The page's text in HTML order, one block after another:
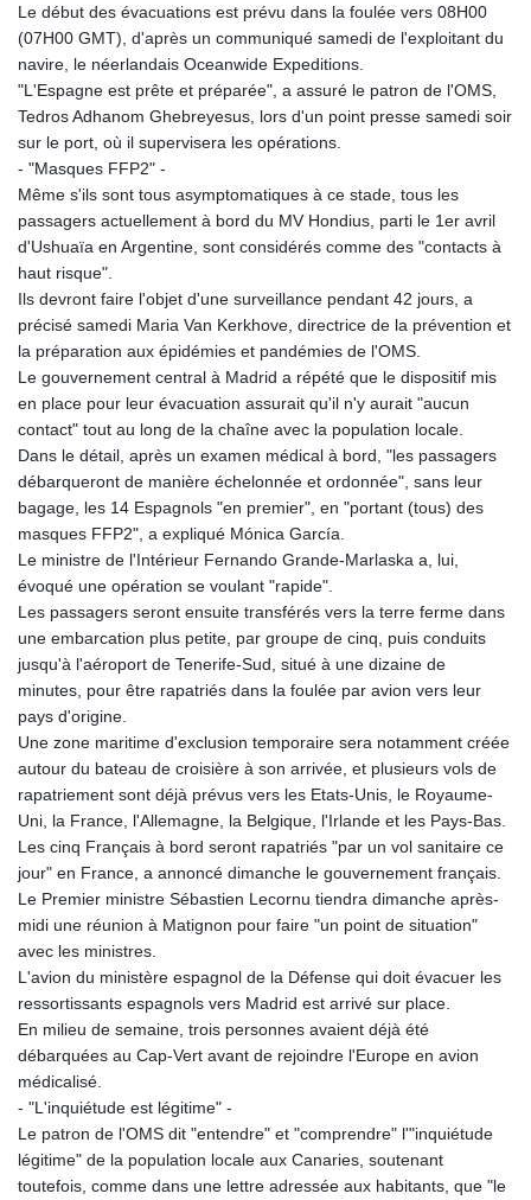
Le début des évacuations est prévu dans la foulée vers 08H00
(07H00 GMT), d'après un communiqué samedi de l'exploitant du
navire, le néerlandais Oceanwide Expeditions.
"L'Espagne est prête et préparée", a assuré le patron de l'OMS,
Tedros Adhanom Ghebreyesus, lors d'un point presse samedi soir
sur le port, où il supervisera les opérations.
- "Masques FFP2" -
Même s'ils sont tous asymptomatiques à ce stade, tous les
passagers actuellement à bord du MV Hondius, parti le 1er avril
d'Ushuaïa en Argentine, sont considérés comme des "contacts à
haut risque".
Ils devront faire l'objet d'une surveillance pendant 42 jours, a
précisé samedi Maria Van Kerkhove, directrice de la prévention et
la préparation aux épidémies et pandémies de l'OMS.
Le gouvernement central à Madrid a répété que le dispositif mis
en place pour leur évacuation assurait qu'il n'y aurait "aucun
contact" tout au long de la chaîne avec la population locale.
Dans le détail, après un examen médical à bord, "les passagers
débarqueront de manière échelonnée et ordonnée", sans leur
bagage, les 14 Espagnols "en premier", en "portant (tous) des
masques FFP2", a expliqué Mónica García.
Le ministre de l'Intérieur Fernando Grande-Marlaska a, lui,
évoqué une opération se voulant "rapide".
Les passagers seront ensuite transférés vers la terre ferme dans
une embarcation plus petite, par groupe de cinq, puis conduits
jusqu'à l'aéroport de Tenerife-Sud, situé à une dizaine de
minutes, pour être rapatriés dans la foulée par avion vers leur
pays d'origine.
Une zone maritime d'exclusion temporaire sera notamment créée
autour du bateau de croisière à son arrivée, et plusieurs vols de
rapatriement sont déjà prévus vers les Etats-Unis, le Royaume-
Uni, la France, l'Allemagne, la Belgique, l'Irlande et les Pays-Bas.
Les cinq Français à bord seront rapatriés "par un vol sanitaire ce
jour" en France, a annoncé dimanche le gouvernement français.
Le Premier ministre Sébastien Lecornu tiendra dimanche après-
midi une réunion à Matignon pour faire "un point de situation"
avec les ministres.
L'avion du ministère espagnol de la Défense qui doit évacuer les
ressortissants espagnols vers Madrid est arrivé sur place.
En milieu de semaine, trois personnes avaient déjà été
débarquées au Cap-Vert avant de rejoindre l'Europe en avion
médicalisé.
- "L'inquiétude est légitime" -
Le patron de l'OMS dit "entendre" et "comprendre" l'"inquiétude
légitime" de la population locale aux Canaries, soutenant
toutefois, comme dans une lettre adressée aux habitants, que "le